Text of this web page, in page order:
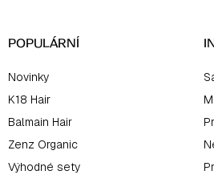
POPULÁRNÍ
Novinky
K18 Hair
Balmain Hair
Zenz Organic
Výhodné sety